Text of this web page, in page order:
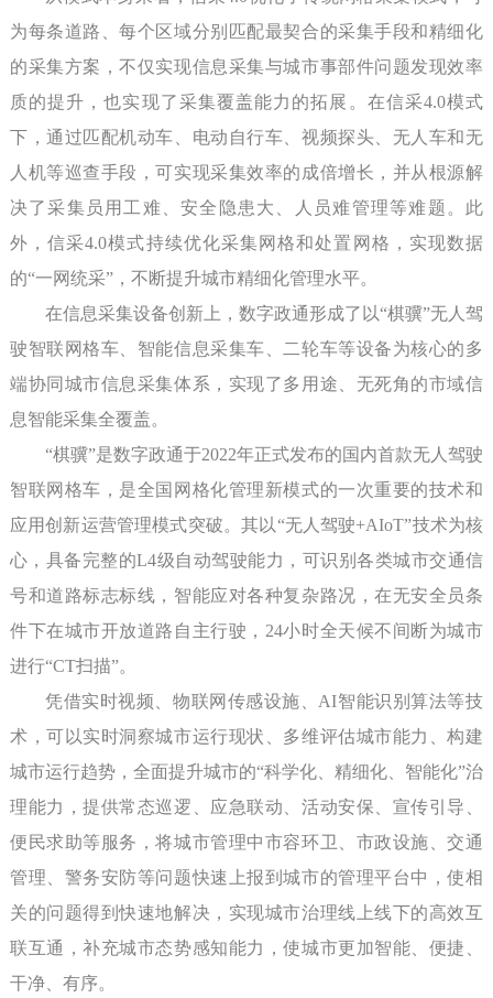
为每条道路、每个区域分别匹配最契合的采集手段和精细化
的采集方案，不仅实现信息采集与城市事部件问题发现效率
质的提升，也实现了采集覆盖能力的拓展。在信采4.0模式
下，通过匹配机动车、电动自行车、视频探头、无人车和无
人机等巡查手段，可实现采集效率的成倍增长，并从根源解
决了采集员用工难、安全隐患大、人员难管理等难题。此
外，信采4.0模式持续优化采集网格和处置网格，实现数据
的“一网统采”，不断提升城市精细化管理水平。
在信息采集设备创新上，数字政通形成了以“棋骥”无人驾
驶智联网格车、智能信息采集车、二轮车等设备为核心的多
端协同城市信息采集体系，实现了多用途、无死角的市域信
息智能采集全覆盖。
“棋骥”是数字政通于2022年正式发布的国内首款无人驾驶
智联网格车，是全国网格化管理新模式的一次重要的技术和
应用创新运营管理模式突破。其以“无人驾驶+AIoT”技术为核
心，具备完整的L4级自动驾驶能力，可识别各类城市交通信
号和道路标志标线，智能应对各种复杂路况，在无安全员条
件下在城市开放道路自主行驶，24小时全天候不间断为城市
进行“CT扫描”。
凭借实时视频、物联网传感设施、AI智能识别算法等技
术，可以实时洞察城市运行现状、多维评估城市能力、构建
城市运行趋势，全面提升城市的“科学化、精细化、智能化”治
理能力，提供常态巡逻、应急联动、活动安保、宣传引导、
便民求助等服务，将城市管理中市容环卫、市政设施、交通
管理、警务安防等问题快速上报到城市的管理平台中，使相
关的问题得到快速地解决，实现城市治理线上线下的高效互
联互通，补充城市态势感知能力，使城市更加智能、便捷、
干净、有序。